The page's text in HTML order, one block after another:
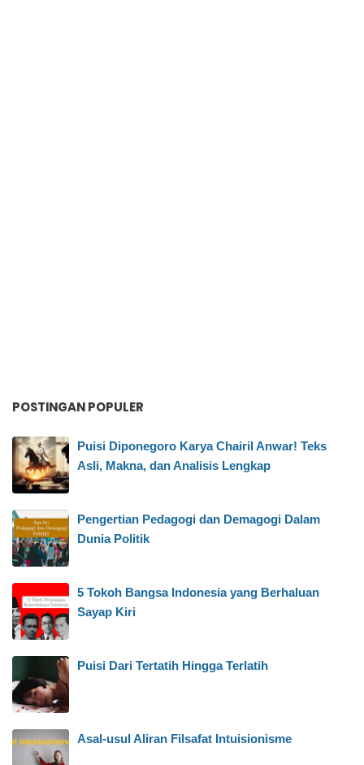
POSTINGAN POPULER
Puisi Diponegoro Karya Chairil Anwar! Teks
Asli, Makna, dan Analisis Lengkap
Pengertian Pedagogi dan Demagogi Dalam
Dunia Politik
5 Tokoh Bangsa Indonesia yang Berhaluan
Sayap Kiri
Puisi Dari Tertatih Hingga Terlatih
Asal-usul Aliran Filsafat Intuisionisme